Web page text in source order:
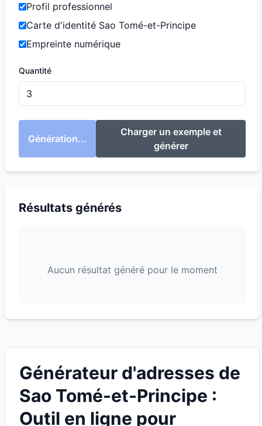
Profil professionnel
Carte d'identité Sao Tomé-et-Principe
Empreinte numérique
Quantité
Génération...
Charger un exemple et
générer
Résultats générés
Aucun résultat généré pour le moment
Générateur d'adresses de
Sao Tomé-et-Principe :
Outil en ligne pour